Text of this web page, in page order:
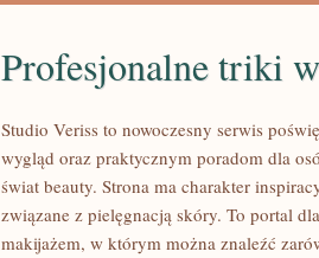
Profesjonalne triki
Studio Veriss to nowoczesny serwis
wygląd oraz praktycznym poradom dla
świat beauty. Strona ma charakter
związane z pielęgnacją skóry. To portal
makijażem, w którym można znaleźć